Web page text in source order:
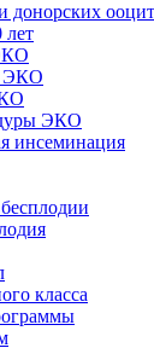
донорских
ЭКО
ЭКО
инсеминация
класса